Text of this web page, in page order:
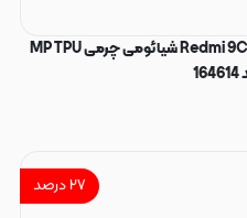
قاب گوشی Redmi 9C - Redmi 10A - Poco C3 شیائومی چرمی MP TPU
۲۷درصد